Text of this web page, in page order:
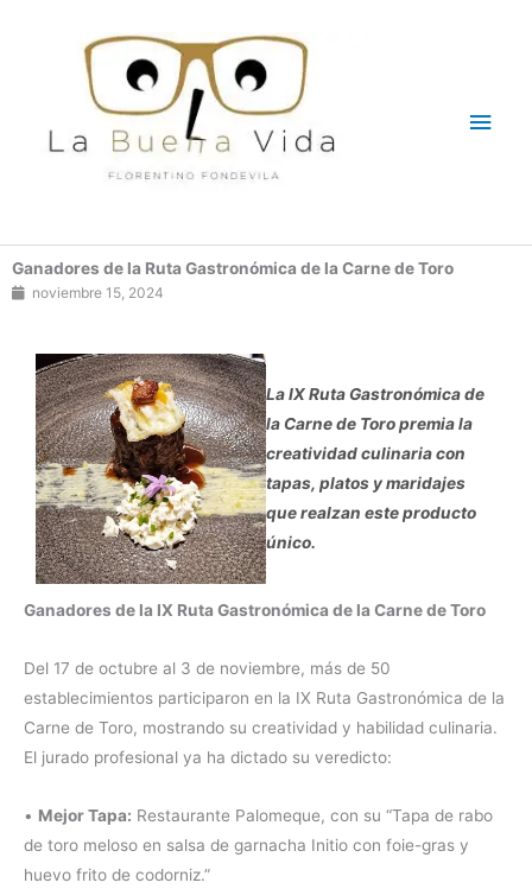
Ganadores de la Ruta Gastronómica de la Carne de Toro
noviembre 15, 2024
La IX Ruta Gastronómica de
la Carne de Toro premia la
creatividad culinaria con
tapas, platos y maridajes
que realzan este producto
único.
Ganadores de la IX Ruta Gastronómica de la Carne de Toro
Del 17 de octubre al 3 de noviembre, más de 50
establecimientos participaron en la IX Ruta Gastronómica de la
Carne de Toro, mostrando su creatividad y habilidad culinaria.
El jurado profesional ya ha dictado su veredicto:
• Mejor Tapa: Restaurante Palomeque, con su “Tapa de rabo
de toro meloso en salsa de garnacha Initio con foie-gras y
huevo frito de codorniz.”